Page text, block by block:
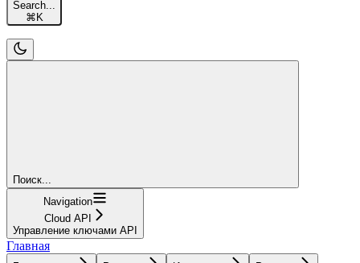
Search...
⌘ K
Поиск...
Navigation
Cloud API
Управление ключами API
Главная